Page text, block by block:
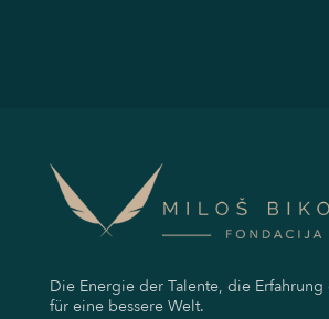
Die Energie der Talente, die Erfahrung
für eine bessere Welt.